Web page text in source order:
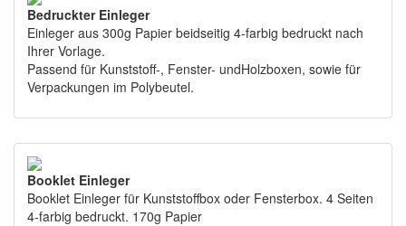
Bedruckter Einleger
Einleger aus 300g Papier beidseitig 4-farbig bedruckt nach
Ihrer Vorlage.
Passend für Kunststoff-, Fenster- undHolzboxen, sowie für
Verpackungen im Polybeutel.
Booklet Einleger
Booklet Einleger für Kunststoffbox oder Fensterbox. 4 Seiten
4-farbig bedruckt. 170g Papier